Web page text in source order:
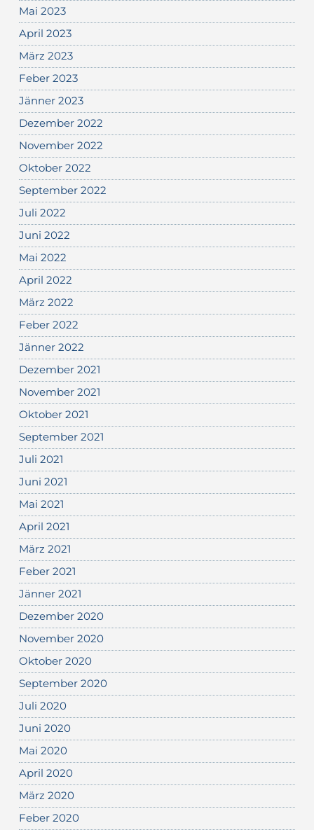
Mai 2023
April 2023
März 2023
Feber 2023
Jänner 2023
Dezember 2022
November 2022
Oktober 2022
September 2022
Juli 2022
Juni 2022
Mai 2022
April 2022
März 2022
Feber 2022
Jänner 2022
Dezember 2021
November 2021
Oktober 2021
September 2021
Juli 2021
Juni 2021
Mai 2021
April 2021
März 2021
Feber 2021
Jänner 2021
Dezember 2020
November 2020
Oktober 2020
September 2020
Juli 2020
Juni 2020
Mai 2020
April 2020
März 2020
Feber 2020